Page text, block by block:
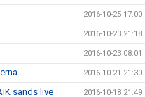
2016-10-25 17:00
2016-10-23 21:18
2016-10-23 08:01
2016-10-21 21:30
sänds live 2016-10-18 21:49